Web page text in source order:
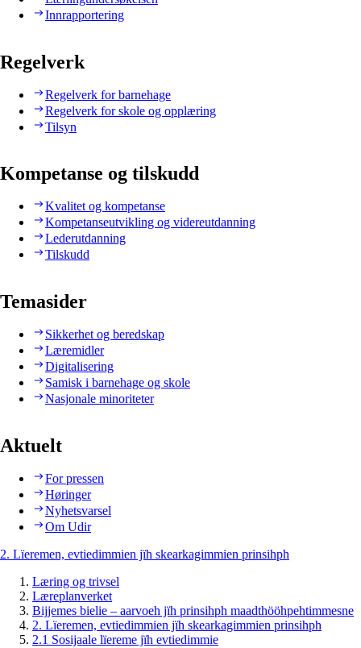
Innrapportering
Regelverk
Regelverk for barnehage
Regelverk for skole og opplæring
Tilsyn
Kompetanse og tilskudd
Kvalitet og kompetanse
Kompetanseutvikling og videreutdanning
Lederutdanning
Tilskudd
Temasider
Sikkerhet og beredskap
Læremidler
Digitalisering
Samisk i barnehage og skole
Nasjonale minoriteter
Aktuelt
For pressen
Høringer
Nyhetsvarsel
Om Udir
2. Lïeremen, evtiedimmien jïh skearkagimmien prinsihph
Læring og trivsel
Læreplanverket
Bijjemes bielie – aarvoeh jïh prinsihph maadthööhpehtimmesne
2. Lïeremen, evtiedimmien jïh skearkagimmien prinsihph
2.1 Sosijaale lïereme jïh evtiedimmie